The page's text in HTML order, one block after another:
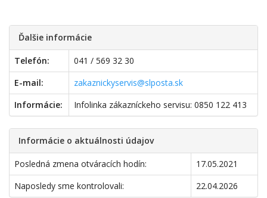
Ďalšie informácie
Telefón:
041 / 569 32 30
E-mail:
zakaznickyservis@slposta.sk
Informácie:
Infolinka zákazníckeho servisu: 0850 122 413
Informácie o aktuálnosti údajov
Posledná zmena otváracích hodín:
17.05.2021
Naposledy sme kontrolovali:
22.04.2026